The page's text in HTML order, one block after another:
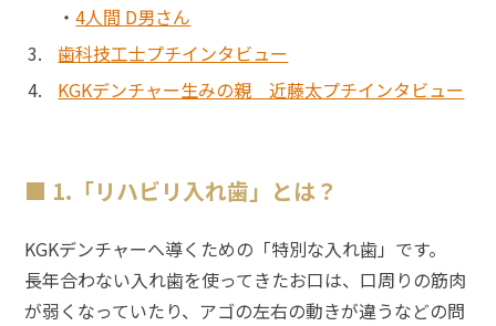
・4人間 D男さん
歯科技工士プチインタビュー
KGKデンチャー生みの親 近藤太プチインタビュー
1.「リハビリ入れ歯」とは？
KGKデンチャーへ導くための「特別な入れ歯」です。
長年合わない入れ歯を使ってきたお口は、口周りの筋肉
が弱くなっていたり、アゴの左右の動きが違うなどの問